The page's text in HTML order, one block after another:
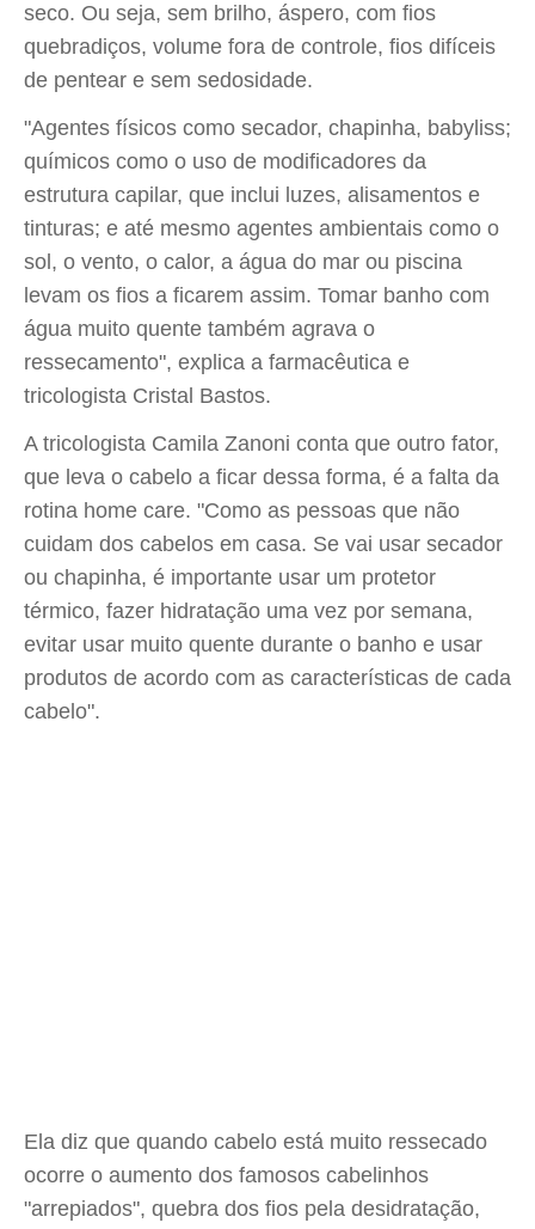
seco. Ou seja, sem brilho, áspero, com fios
quebradiços, volume fora de controle, fios difíceis
de pentear e sem sedosidade.
"Agentes físicos como secador, chapinha, babyliss;
químicos como o uso de modificadores da
estrutura capilar, que inclui luzes, alisamentos e
tinturas; e até mesmo agentes ambientais como o
sol, o vento, o calor, a água do mar ou piscina
levam os fios a ficarem assim. Tomar banho com
água muito quente também agrava o
ressecamento", explica a farmacêutica e
tricologista Cristal Bastos.
A tricologista Camila Zanoni conta que outro fator,
que leva o cabelo a ficar dessa forma, é a falta da
rotina home care. "Como as pessoas que não
cuidam dos cabelos em casa. Se vai usar secador
ou chapinha, é importante usar um protetor
térmico, fazer hidratação uma vez por semana,
evitar usar muito quente durante o banho e usar
produtos de acordo com as características de cada
cabelo".
Ela diz que quando cabelo está muito ressecado
ocorre o aumento dos famosos cabelinhos
"arrepiados", quebra dos fios pela desidratação,